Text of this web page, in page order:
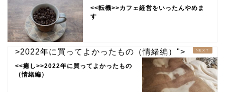
<<転機>>カフェ経営をいったんやめま
す
>2022年に買ってよかったもの（情緒編）">
<<癒し>>2022年に買ってよかったもの
（情緒編）